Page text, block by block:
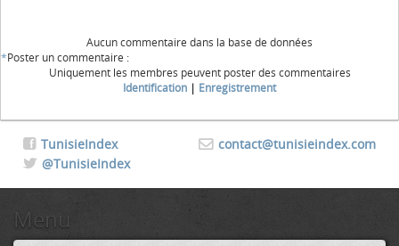
Aucun commentaire dans la base de données
*Poster un commentaire :
Uniquement les membres peuvent poster des commentaires
Identification | Enregistrement
contact@tunisieindex.com
TunisieIndex
@TunisieIndex
Menu